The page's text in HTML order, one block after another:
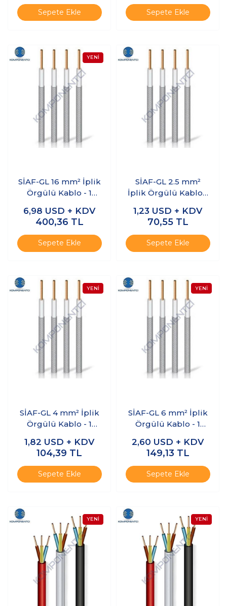
Sepete Ekle Sepete Ekle
SİAF-GL 16 mm² İplik
Örgülü Kablo - 1
6,98 USD + KDV
400,36 TL
Sepete Ekle
SİAF-GL 2.5 mm²
İplik Örgülü Kablo -
1,23 USD + KDV
70,55 TL
Sepete Ekle
SİAF-GL 4 mm² İplik
Örgülü Kablo - 1
1,82 USD + KDV
104,39 TL
Sepete Ekle
SİAF-GL 6 mm² İplik
Örgülü Kablo - 1
2,60 USD + KDV
149,13 TL
Sepete Ekle